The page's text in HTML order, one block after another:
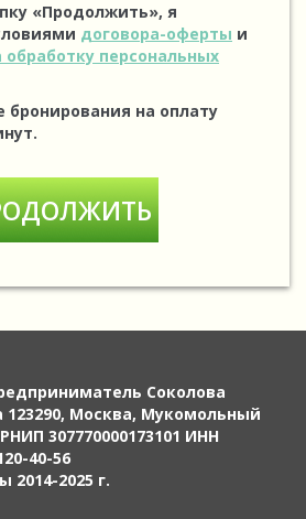
«Продолжить», я
договора-оферты и
обработку персональных
бронирования на оплату
Соколова
123290, Москва, Мукомольный
307770000173101 ИНН
40-56
2025 г.